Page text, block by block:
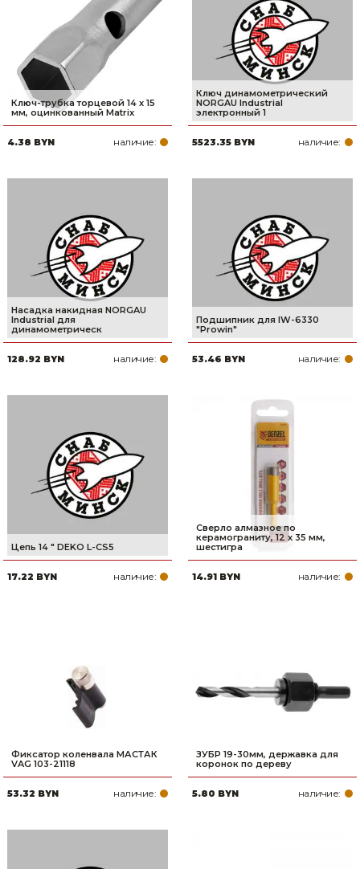
Ключ-трубка торцевой 14 х 15
мм, оцинкованный Matrix
4.38 BYN наличие:
Ключ динамометрический
NORGAU Industrial
электронный 1
5523.35 BYN наличие:
Насадка накидная NORGAU
Industrial для
динамометрическ
128.92 BYN наличие:
Подшипник для IW-6330
"Prowin"
53.46 BYN наличие:
Цепь 14 " DEKO L-CS5
17.22 BYN наличие:
Сверло алмазное по
керамограниту, 12 х 35 мм,
шестигра
14.91 BYN наличие:
Фиксатор коленвала МАСТАК
VAG 103-21118
53.32 BYN наличие:
ЗУБР 19-30мм, державка для
коронок по дереву
5.80 BYN наличие: